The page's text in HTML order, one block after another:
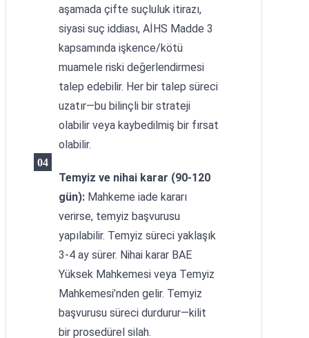
aşamada çifte suçluluk itirazı,
siyasi suç iddiası, AİHS Madde 3
kapsamında işkence/kötü
muamele riski değerlendirmesi
talep edebilir. Her bir talep süreci
uzatır—bu bilinçli bir strateji
olabilir veya kaybedilmiş bir fırsat
olabilir.
Temyiz ve nihai karar (90-120
gün): Mahkeme iade kararı
verirse, temyiz başvurusu
yapılabilir. Temyiz süreci yaklaşık
3-4 ay sürer. Nihai karar BAE
Yüksek Mahkemesi veya Temyiz
Mahkemesi’nden gelir. Temyiz
başvurusu süreci durdurur—kilit
bir prosedürel silah.